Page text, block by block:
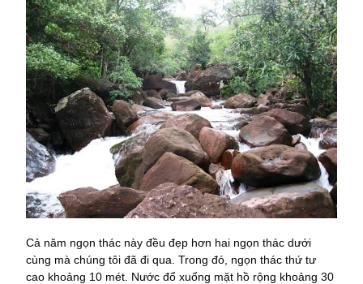
Cả năm ngọn thác này đều đẹp hơn hai ngọn thác dưới
cùng mà chúng tôi đã đi qua. Trong đó, ngọn thác thứ tư
cao khoảng 10 mét. Nước đổ xuống mặt hồ rộng khoảng 30